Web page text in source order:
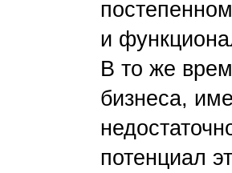
и
В то же
бизнеса,
потенциал